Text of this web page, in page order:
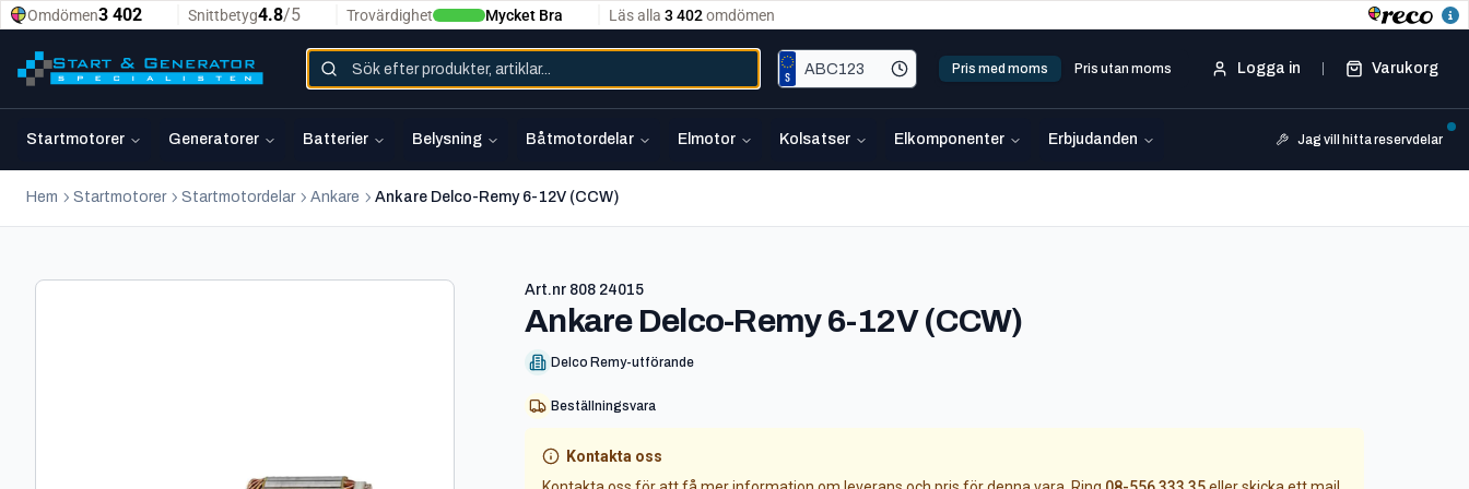
Pris med moms Pris utan moms Logga in Varukorg
Startmotorer Generatorer Batterier Belysning Båtmotordelar Elmotor Kolsatser Elkomponenter Erbjudanden Jag vill hitta reservdelar
Hem Startmotorer Startmotordelar Ankare Ankare Delco-Remy 6-12V (CCW)
Art.nr 808 24015
Ankare Delco-Remy 6-12V (CCW)-
Delco Remy-utförande
Beställningsvara
Kontakta oss